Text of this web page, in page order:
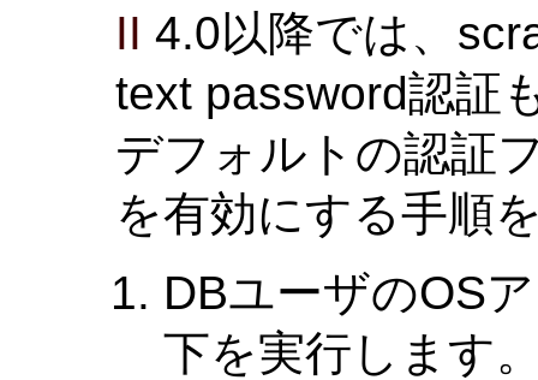
II 4.0以降では、
text password認証
デフォルトの認証
を有効にする手順
DBユーザのOS
下を実行します